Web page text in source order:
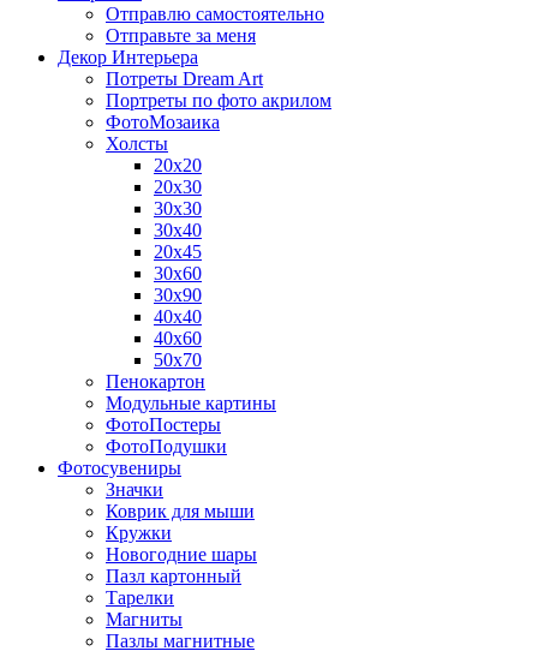
Отправлю самостоятельно
Отправьте за меня
Декор Интерьера
Потреты Dream Art
Портреты по фото акрилом
ФотоМозаика
Холсты
20х20
20х30
30х30
30х40
20х45
30х60
30х90
40х40
40х60
50х70
Пенокартон
Модульные картины
ФотоПостеры
ФотоПодушки
Фотоcувениры
Значки
Коврик для мыши
Кружки
Новогодние шары
Пазл картонный
Тарелки
Магниты
Пазлы магнитные